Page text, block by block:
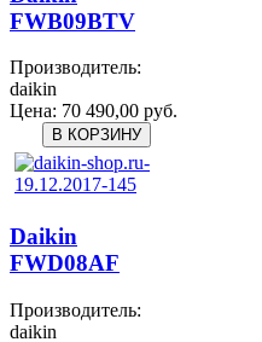
FWB09BTV
Производитель:
daikin
Цена: 70 490,00 руб.
Daikin
FWD08AF
Производитель:
daikin